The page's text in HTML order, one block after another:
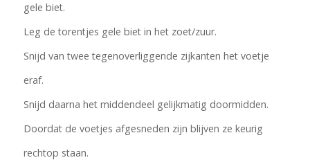
gele biet.
Leg de torentjes gele biet in het zoet/zuur.
Snijd van twee tegenoverliggende zijkanten het voetje
eraf.
Snijd daarna het middendeel gelijkmatig doormidden.
Doordat de voetjes afgesneden zijn blijven ze keurig
rechtop staan.